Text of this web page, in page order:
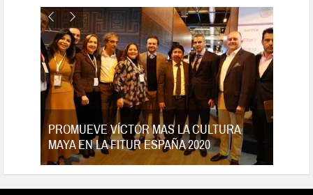
PROMUEVE VÍCTOR MAS LA CULTURA
MAYA EN LA FITUR ESPAÑA 2020